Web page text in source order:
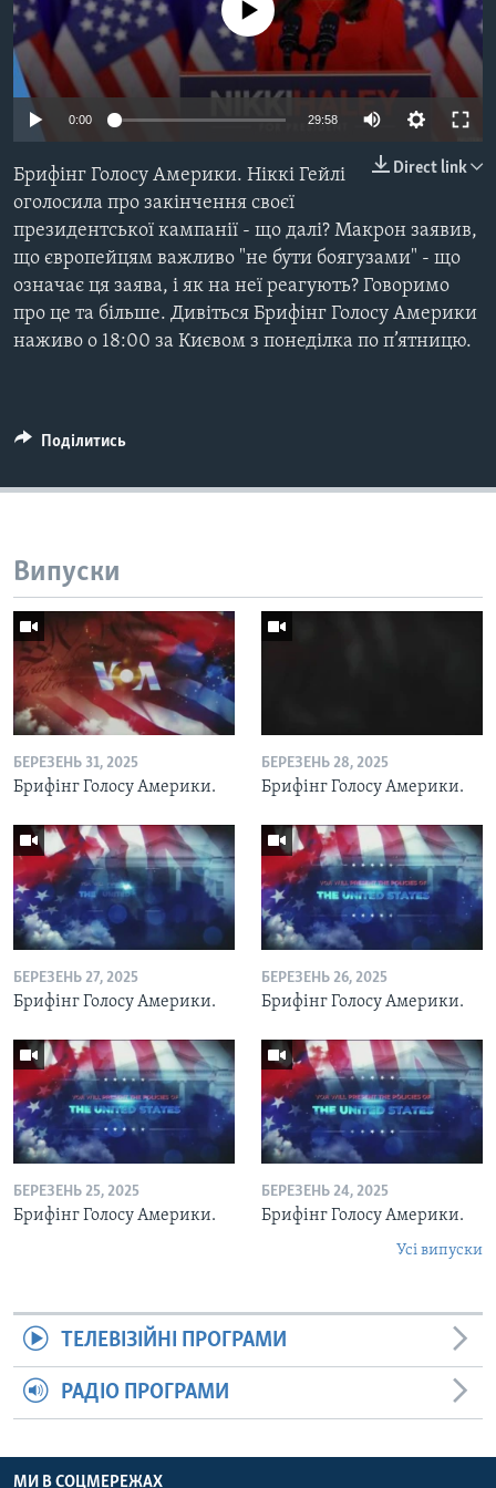
СУСПІЛЬСТВО
ЕКОНОМІКА
ІСТОРІЇ УСПІХУ УКРАЇНЦІВ
ТЕЛЕПРОГРАМИ
ЧАС-TIME
БРИФІНГ ГОЛОСУ АМЕРИКИ
СТУДІЯ ВАШИНГТОН
ВІКНО В АМЕРИКУ
ПРАЙМ-ТАЙМ
ПОГЛЯД З ВАШИНГТОНА
ENGLISH
Learning English
МИ В СОЦМЕРЕЖАХ
Мови
No media source currently available
0:00 29:58
Direct link
Брифінг Голосу Америки. Ніккі Гейлі
оголосила про закінчення своєї
президентської кампанії - що далі? Макрон заявив,
що європейцям важливо "не бути боягузами" - що
означає ця заява, і як на неї реагують? Говоримо
про це та більше. Дивіться Брифінг Голосу Америки
наживо о 18:00 за Києвом з понеділка по п’ятницю.
Поділитись
Випуски
БЕРЕЗЕНЬ 31, 2025
Брифінг Голосу Америки.
БЕРЕЗЕНЬ 28, 2025
Брифінг Голосу Америки.
БЕРЕЗЕНЬ 27, 2025
Брифінг Голосу Америки.
БЕРЕЗЕНЬ 26, 2025
Брифінг Голосу Америки.
БЕРЕЗЕНЬ 25, 2025
Брифінг Голосу Америки.
БЕРЕЗЕНЬ 24, 2025
Брифінг Голосу Америки.
Усі випуски
ТЕЛЕВІЗІЙНІ ПРОГРАМИ
РАДІО ПРОГРАМИ
МИ В СОЦМЕРЕЖАХ